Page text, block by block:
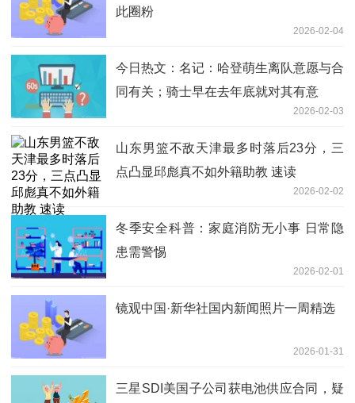
此圈粉
2026-02-04
今日热文：名记：哈登萌生离队意愿与合
同有关；骑士早在去年底就对其有意
2026-02-03
山东男篮不敌天津最多时落后23分，三
点凸显邱彪真不如外籍助教 速读
2026-02-02
冬季安全科普：家庭消防无小事 日常隐
患需警惕
2026-02-01
镜观中国·新华社国内新闻照片一周精选
2026-01-31
三星SDI美国子公司获电池供应合同，疑